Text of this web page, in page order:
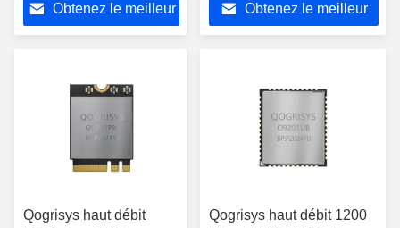
Module WiFi Interface
SDIO3.0
Obtenez le meilleur
bandeObtenez le meilleur
Qogrisys haut débit
Qogrisys haut débit 1200